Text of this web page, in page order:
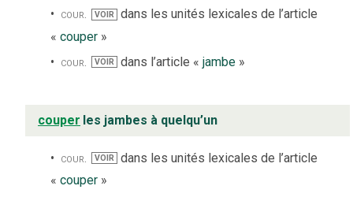
cour. VOIR dans les unités lexicales de l’article
« couper »
cour.
VOIR dans l’article « jambe»
couper les jambes à quelqu’un
cour. VOIR
dans les unités lexicales de l’article
« couper »